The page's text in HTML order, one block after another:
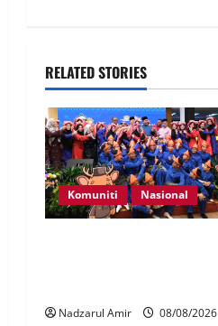
RELATED STORIES
Komuniti Nasional
Nadzarul Amir 08/08/2026